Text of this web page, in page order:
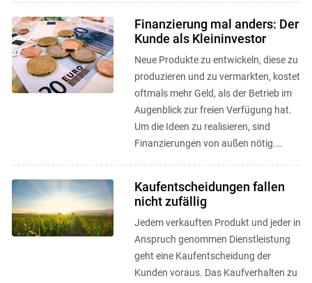
Finanzierung mal anders: Der
Kunde als Kleininvestor
Neue Produkte zu entwickeln, diese zu
produzieren und zu vermarkten, kostet
oftmals mehr Geld, als der Betrieb im
Augenblick zur freien Verfügung hat.
Um die Ideen zu realisieren, sind
Finanzierungen von außen nötig.
Kaufentscheidungen fallen
nicht zufällig
Jedem verkauften Produkt und jeder in
Anspruch genommen Dienstleistung
geht eine Kaufentscheidung der
Kunden voraus. Das Kaufverhalten zu